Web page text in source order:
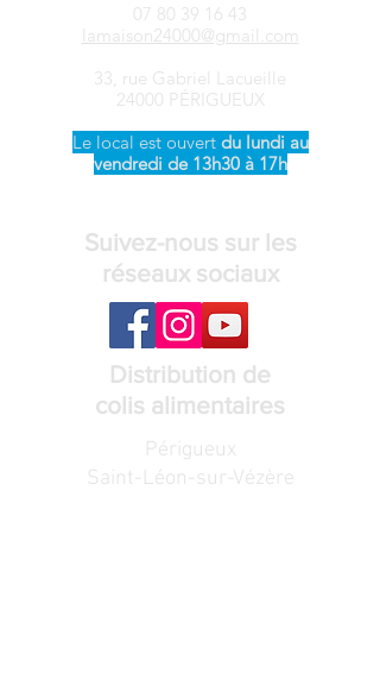
07 80 39 16 43
lamaison24000@gmail.com
33, rue Gabriel Lacueille
24000 PÉRIGUEUX
Le local est ouvert ​ du lundi au
vendredi de 13h30 à 17h
Suivez-nous sur les
réseaux sociaux
Distribution de
colis alimentaires
Périgueux
Saint-Léon-sur-Vézère